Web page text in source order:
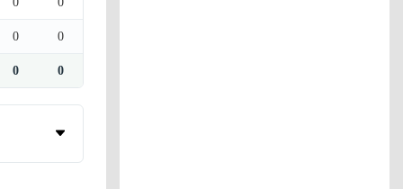
0 0
0 0